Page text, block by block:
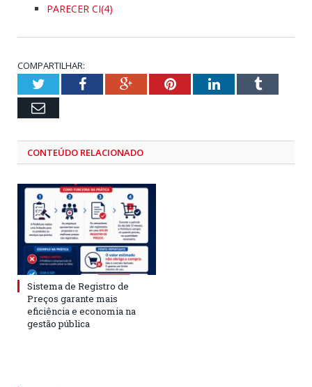
PARECER CI(4)
COMPARTILHAR:
TwitterFacebookGoogle+PinterestLinkedInTumblr
Email
CONTEÚDO RELACIONADO
Sistema de Registro de
Preços garante mais
eficiência e economia na
gestão pública